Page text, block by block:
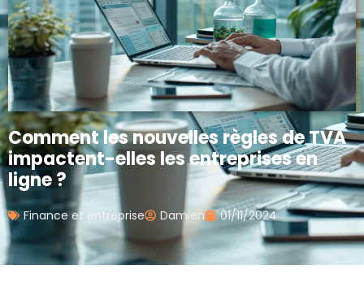
Comment les nouvelles règles de TVA
impactent-elles les entreprises en
ligne ?
Finance et entreprise Damien 01/11/2024